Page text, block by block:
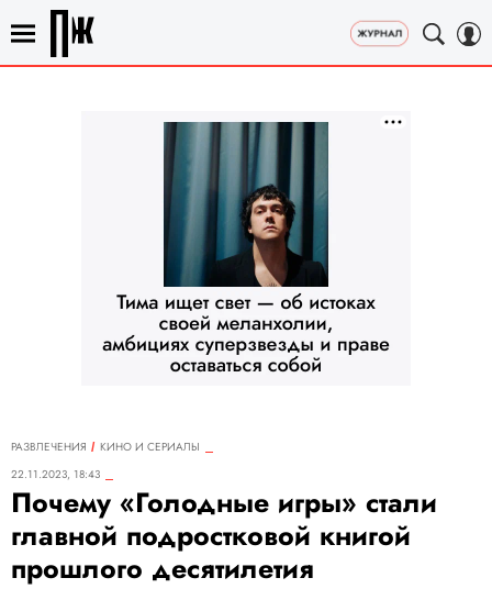
РАЗВЛЕЧЕНИЯ
КИНО И СЕРИАЛЫ
22.11.2023, 18:43
Почему «Голодные игры» стали
главной подростковой книгой
прошлого десятилетия